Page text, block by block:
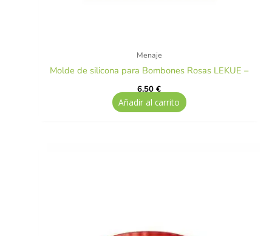
Menaje
Molde de silicona para Bombones Rosas LEKUE –
6,50€
Añadir al carrito